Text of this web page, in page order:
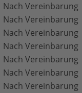
Nach Vereinbarung
Nach Vereinbarung
Nach Vereinbarung
Nach Vereinbarung
Nach Vereinbarung
Nach Vereinbarung
Nach Vereinbarung